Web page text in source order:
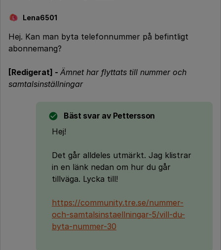
Lena6501
Hej. Kan man byta telefonnummer på befintligt
abonnemang?
[Redigerat] - Ämnet har flyttats till nummer och
samtalsinställningar
Bäst svar av Pettersson
Hej!
Det går alldeles utmärkt. Jag klistrar
in en länk nedan om hur du går
tillväga. Lycka till!
https://community.tre.se/nummer-
och-samtalsinstaellningar-5/vill-du-
byta-nummer-30